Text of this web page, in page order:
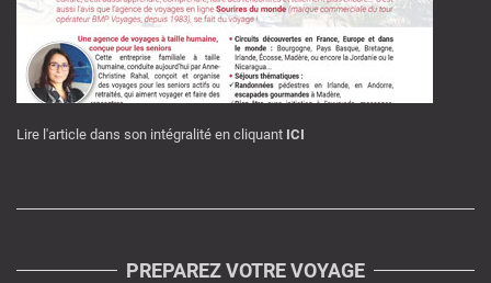
Lire l'article dans son intégralité en cliquant ICI
PREPAREZ VOTRE VOYAGE